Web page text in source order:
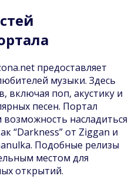
предоставляет
музыки. Здесь
включая поп, акустику и
песен. Портал
насладиться
“Darkness” от Ziggan и
Подобные релизы
местом для
открытий.